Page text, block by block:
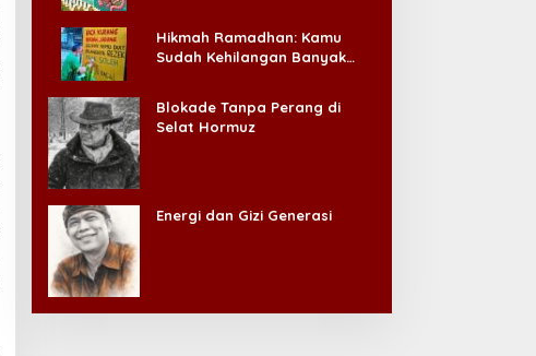
Hikmah Ramadhan: Kamu
Sudah Kehilangan Banyak
Blokade Tanpa Perang di
Selat Hormuz
Energi dan Gizi Generasi